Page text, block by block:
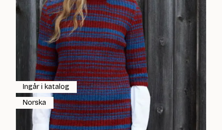
Ingår i katalog
Norska